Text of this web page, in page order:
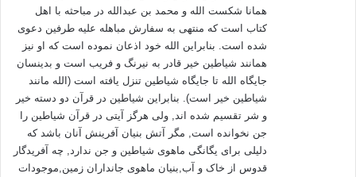
می‌شود. هر فردی اراده‌ی خویش را از اراده‌ی مطلق الهی دریافت
نموده و در بکارگیری آن آزاد می‌باشد، با این وصف، برخلاف مختار
بودن و مسؤول بودن که در «طول» هم قرار دارند، در تقابل در اراده،
اراده‌ی خداوند و اراده‌ی انسان در «عرض» قرار دارند، و این زیر
بنایی برای نظریه‌ی مختار بودن انسان است. آیه‌ی (7) سوره‌ی زمر
این پیام را ابلاغ می‌کند. امور کلان و کلی در نظام هستی در دایره‌ی
اراده‌ی کلی و مطلق الهی صورت می‌گیرد، و اراده‌ی انسان در آن
نقش و کارایی ندارد؛ همانند سیاست کلان مملکتی است، که خارج از
اراده‌ی تک‌تک شهروندان، برعهده‌ی مدیریت کلان کشور است. و «قُلْ
همانا شکست الله و محمد بن عبدالله در مباحثه با اهل
کتاب است که منتهی به سفارش مباهله علیه طرفین دعوی
شده است. بنابراین الله خود اذعان نموده است که او نیز
همانند شیاطین خیر قادر به نیرنگ و فریب است و بدینسان
جایگاه الله تا جایگاه شیاطین تنزل یافته است (الله مانند
شیاطین خیر است). بنابراین شیاطین در قرآن دو دسته خیر
و شر تقسیم شده اند, ولی هرگز آیتی در قرآن شیاطین را
جن نخوانده است, مگر آتش بنیان آفرینش آنان باشد که
دلیلی برای یگانگی ماهوی شیاطین و جن ندارد, چه آفریدگار
قدوس از خاک و آب,بنیان ماهوی جانداران زمین,موجودات